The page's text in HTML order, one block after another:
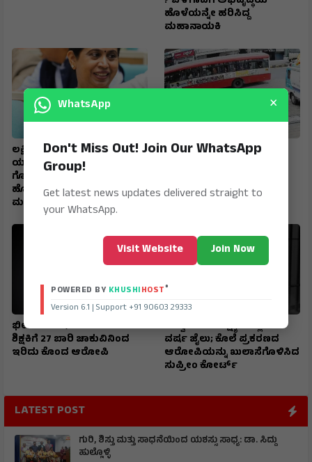
ಹೊಳೆಯನ್ನೇ ಹರಿಸಿದ್ದ
ಮಹಾನಾಯಕಿ
ಲಕ್ಷ್ಮೀ ಇದ್ದರೆ ಶೋಭೆ: ಹೆಬ್ಬಾಳ್ಕರ್
ಯಾಕೆ ಸಂಪುಟಕ್ಕೆ ಅತ್ಯಂತ ಅವಶ್ಯಕ
ಗೊತ್ತೇ ? ಬೆಳಗಾವಿಗೆ ಅಭಿವೃದ್ಧಿಯ
ಹೊಳೆಯನ್ನೇ ಹರಿಸಿದ್ದ
ಮಹಾನಾಯಕಿ
ಬಸ್‌ನಲ್ಲೇ ಮಹಿಳೆಗೆ
ಸಮಯಪ್ರಜ್ಞೆ ಮೆರೆದ ಚಾಲಕ
ಭೀಕರ ಕೊಲೆ ; 2 ತಿಂಗಳ ಸಂಚು…
ಶಿಕ್ಷಕಿಗೆ 27 ಬಾರಿ ಚಾಕುವಿನಿಂದ
ಇರಿದು ಕೊಂದ ಆರೋಪಿ
ವಿಶ್ವಾಸಾರ್ಹ ಸಾಕ್ಷ್ಯಗಳಿಲ್ಲದೆ 22
ವರ್ಷ ಜೈಲು; ಕೊಲೆ ಪ್ರಕರಣದ
ಆರೋಪಿಯನ್ನು ಖುಲಾಸೆಗೊಳಿಸಿದ
ಸುಪ್ರೀಂ ಕೋರ್ಟ್
LATEST POST
ಗುರಿ, ಶಿಸ್ತು ಮತ್ತು ಸಾಧನೆಯಿಂದ ಯಶಸ್ಸು ಸಾಧ್ಯ: ಡಾ. ಸಿದ್ದು
ಹುಲ್ಲೊಳ್ಳಿ
WhatsApp ×
Don't Miss Out! Join Our WhatsApp
Group!
Get latest news updates delivered straight to
your WhatsApp.
Visit Website Join Now
POWERED BY KHUSHIHOST®
Version 6.1 | Support +91 90603 29333